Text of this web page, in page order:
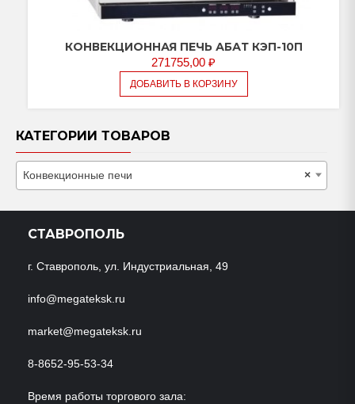
КОНВЕКЦИОННАЯ ПЕЧЬ АБАТ КЭП-10П
271755,00 ₽
ДОБАВИТЬ В КОРЗИНУ
КАТЕГОРИИ ТОВАРОВ
×
Конвекционные печи
СТАВРОПОЛЬ
г. Ставрополь, ул. Индустриальная, 49
info@megateksk.ru
market@megateksk.ru
8-8652-95-53-34
Время работы торгового зала: